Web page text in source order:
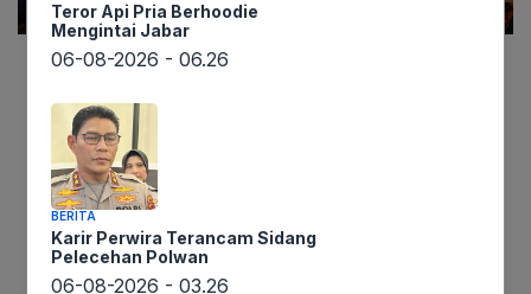
Berdasarkan informasi yang diperoleh
lintaswarta.co.id dari Kantor Imigrasi Kelas II TPI
Kabupaten Biak Numfor, sebanyak 26 Anak
Buah Kapal (ABK) asal Filipina baru saja
dideportasi. Para ABK yang berasal dari kapal
Teror Api Pria Berhoodie
Mengintai Jabar
06-08-2026 - 06.26
BERITA
Karir Perwira Terancam Sidang
Pelecehan Polwan
06-08-2026 - 03.26